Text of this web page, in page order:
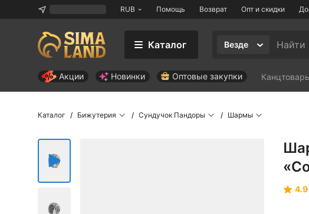
RUB Помощь Возврат Опт и скидки
Каталог
Везде
Акции Новинки Оптовые закупки
Каталог Бижутерия Сундучок Пандоры Шармы
4.9